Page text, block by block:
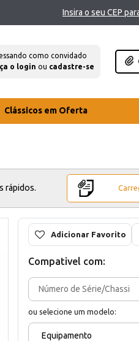
Insira o seu CEP
como convidado
o login ou cadastre-se
Clássicos em Oferta
rápidos.
Adicionar Favorito
Compativel com:
ou selecione um modelo:
Equipamento